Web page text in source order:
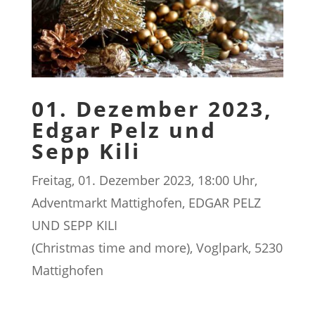
01. Dezember 2023,
Edgar Pelz und
Sepp Kili
Freitag, 01. Dezember 2023, 18:00 Uhr,
Adventmarkt Mattighofen, EDGAR PELZ
UND SEPP KILI
(Christmas time and more), Voglpark, 5230
Mattighofen